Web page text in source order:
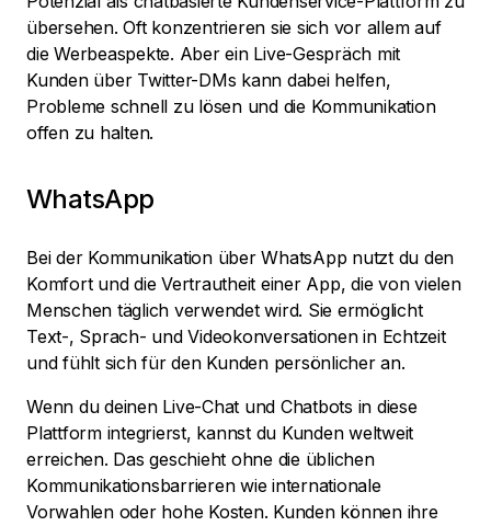
übersehen. Oft konzentrieren sie sich vor allem auf
die Werbeaspekte. Aber ein Live-Gespräch mit
Kunden über Twitter-DMs kann dabei helfen,
Probleme schnell zu lösen und die Kommunikation
offen zu halten.
WhatsApp
Bei der Kommunikation über WhatsApp nutzt du den
Komfort und die Vertrautheit einer App, die von vielen
Menschen täglich verwendet wird. Sie ermöglicht
Text-, Sprach- und Videokonversationen in Echtzeit
und fühlt sich für den Kunden persönlicher an.
Wenn du deinen Live-Chat und Chatbots in diese
Plattform integrierst, kannst du Kunden weltweit
erreichen. Das geschieht ohne die üblichen
Kommunikationsbarrieren wie internationale
Vorwahlen oder hohe Kosten. Kunden können ihre